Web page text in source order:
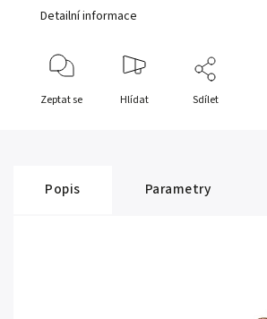
Detailní informace
Zeptat se Hlídat Sdílet
Popis Parametry